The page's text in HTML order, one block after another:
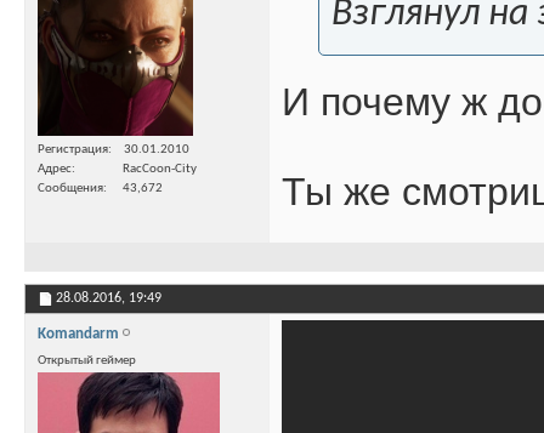
Регистрация
30.01.2010
Адрес
RacCoon-City
Сообщения
43,672
Взглянул
И почему ж
Ты же
28.08.2016, 19:49
Komandarm
Открытый геймер